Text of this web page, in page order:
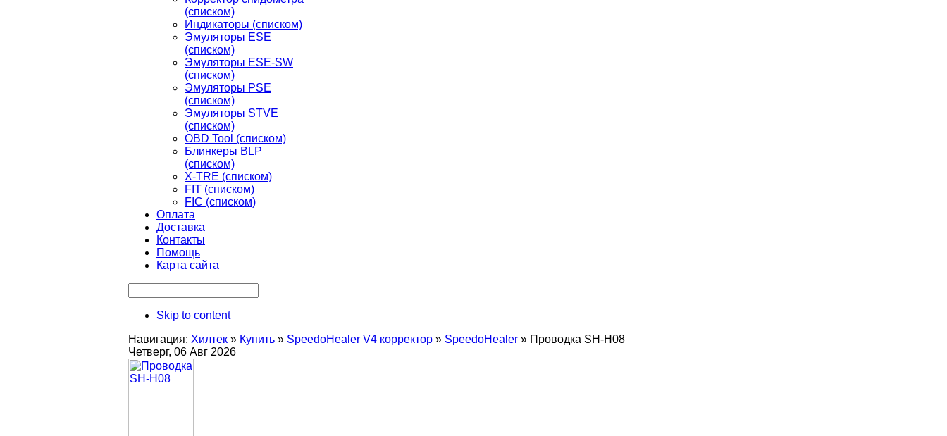
(списком)
Индикаторы (списком)
Эмуляторы ESE
(списком)
Эмуляторы ESE-SW
(списком)
Эмуляторы PSE
(списком)
Эмуляторы STVE
(списком)
OBD Tool (списком)
Блинкеры BLP
(списком)
X-TRE (списком)
FIT (списком)
FIC (списком)
Оплата
Доставка
Контакты
Помощь
Карта сайта
Skip to content
Навигация: Хилтек » Купить » SpeedoHealer V4 корректор » SpeedoHealer » Проводка SH-H08
Четверг, 06 Авг 2026